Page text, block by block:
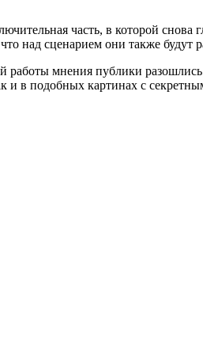
часть, в которой
над сценарием они также будут
работы мнения публики
и в подобных картинах с